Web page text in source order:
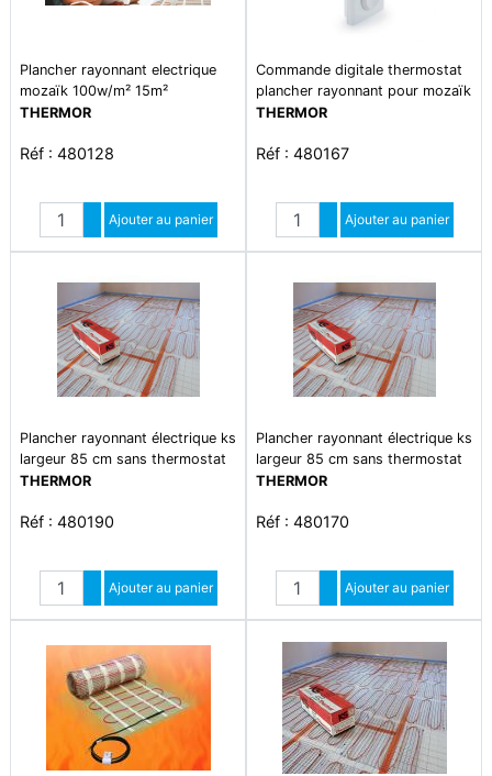
Plancher rayonnant electrique
mozaïk 100w/m² 15m²
1500watts
THERMOR
Réf : 480128
Quantité
Augmenter quantité
Diminuer quantité
Ajouter au panier
Commande digitale thermostat
plancher rayonnant pour mozaïk
et mozaïk parquet
THERMOR
Réf : 480167
Quantité
Augmenter quantité
Diminuer quantité
Ajouter au panier
Plancher rayonnant électrique ks
largeur 85 cm sans thermostat
2600w
THERMOR
Réf : 480190
Quantité
Augmenter quantité
Diminuer quantité
Ajouter au panier
Plancher rayonnant électrique ks
largeur 85 cm sans thermostat
1800w
THERMOR
Réf : 480170
Quantité
Augmenter quantité
Diminuer quantité
Ajouter au panier